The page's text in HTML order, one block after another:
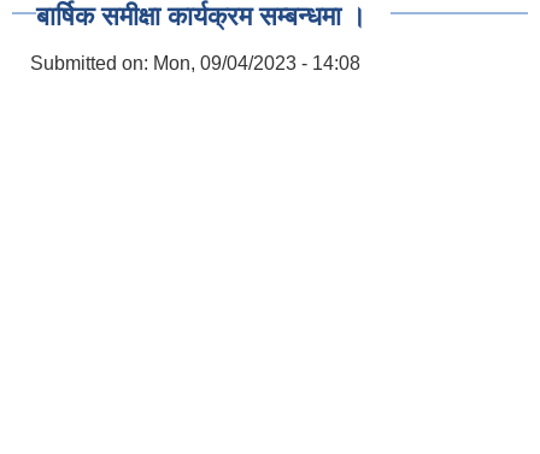
बार्षिक समीक्षा कार्यक्रम सम्बन्धमा ।
Submitted on: Mon, 09/04/2023 - 14:08